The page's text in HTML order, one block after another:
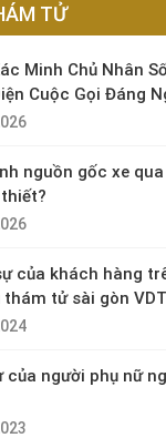
TỬ
Minh Chủ Nhân
Cuộc Gọi Đáng
nguồn gốc xe
của khách hàng
thám tử sài gòn VDT
của người phụ nữ